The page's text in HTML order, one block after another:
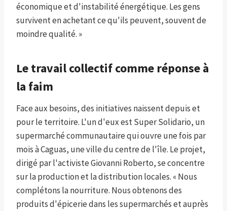
économique et d'instabilité énergétique. Les gens
survivent en achetant ce qu'ils peuvent, souvent de
moindre qualité. »
Le travail collectif comme réponse à
la faim
Face aux besoins, des initiatives naissent depuis et
pour le territoire. L'un d'eux est SuperSolidario, un
supermarché communautaire qui ouvre une fois par
mois à Caguas, une ville du centre de l'île. Le projet,
dirigé par l'activiste Giovanni Roberto, se concentre
sur la production et la distribution locales. « Nous
complétons la nourriture. Nous obtenons des
produits d'épicerie dans les supermarchés et auprès